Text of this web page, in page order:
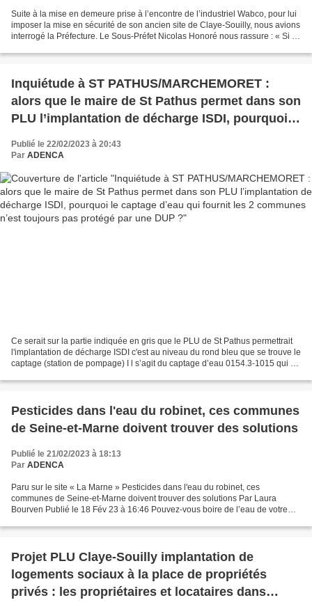
Suite à la mise en demeure prise à l’encontre de l’industriel Wabco, pour lui
imposer la mise en sécurité de son ancien site de Claye-Souilly, nous avions
interrogé la Préfecture. Le Sous-Préfet Nicolas Honoré nous rassure : « Si le
Inquiétude à ST PATHUS/MARCHEMORET :
alors que le maire de St Pathus permet dans son
PLU l’implantation de décharge ISDI, pourquoi
n’est toujours pas protégé par une DUP ?
Publié le 22/02/2023 à 20:43
Par ADENCA
Ce serait sur la partie indiquée en gris que le PLU de St Pathus permettrait
l'implantation de décharge ISDI c'est au niveau du rond bleu que se trouve le
captage (station de pompage) I l s’agit du captage d’eau 0154.3-1015 qui a
Pesticides dans l'eau du robinet, ces communes
de Seine-et-Marne doivent trouver des solutions
Publié le 21/02/2023 à 18:13
Par ADENCA
Paru sur le site « La Marne » Pesticides dans l'eau du robinet, ces
communes de Seine-et-Marne doivent trouver des solutions Par Laura
Bourven Publié le 18 Fév 23 à 16:46 Pouvez-vous boire de l’eau de votre
Projet PLU Claye-Souilly implantation de
logements sociaux à la place de propriétés
privés : les propriétaires et locataires dans